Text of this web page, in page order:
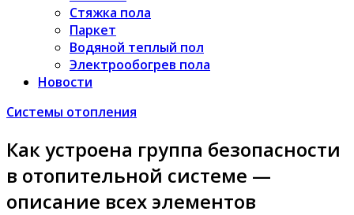
Стяжка пола
Паркет
Водяной теплый пол
Электрообогрев пола
Новости
Системы отопления
Как устроена группа безопасности
в отопительной системе —
описание всех элементов